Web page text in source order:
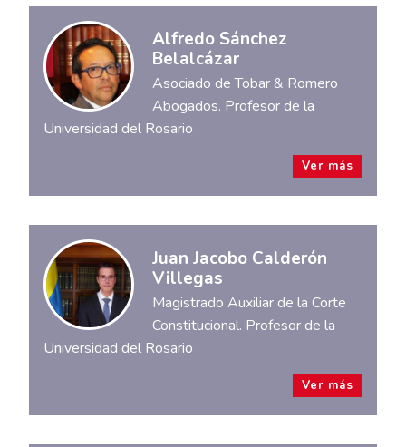
Alfredo Sánchez
Belalcázar
Asociado de Tobar & Romero
Abogados. Profesor de la
Universidad del Rosario
Ver más
Juan Jacobo Calderón
Villegas
Magistrado Auxiliar de la Corte
Constitucional. Profesor de la
Universidad del Rosario
Ver más